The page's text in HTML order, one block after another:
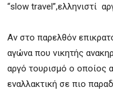
“slow travel”,ελληνιστί
Αν στο παρελθόν
αγώνα που νικητής
αργό τουρισμό ο οποίος
εναλλακτική σε πιο